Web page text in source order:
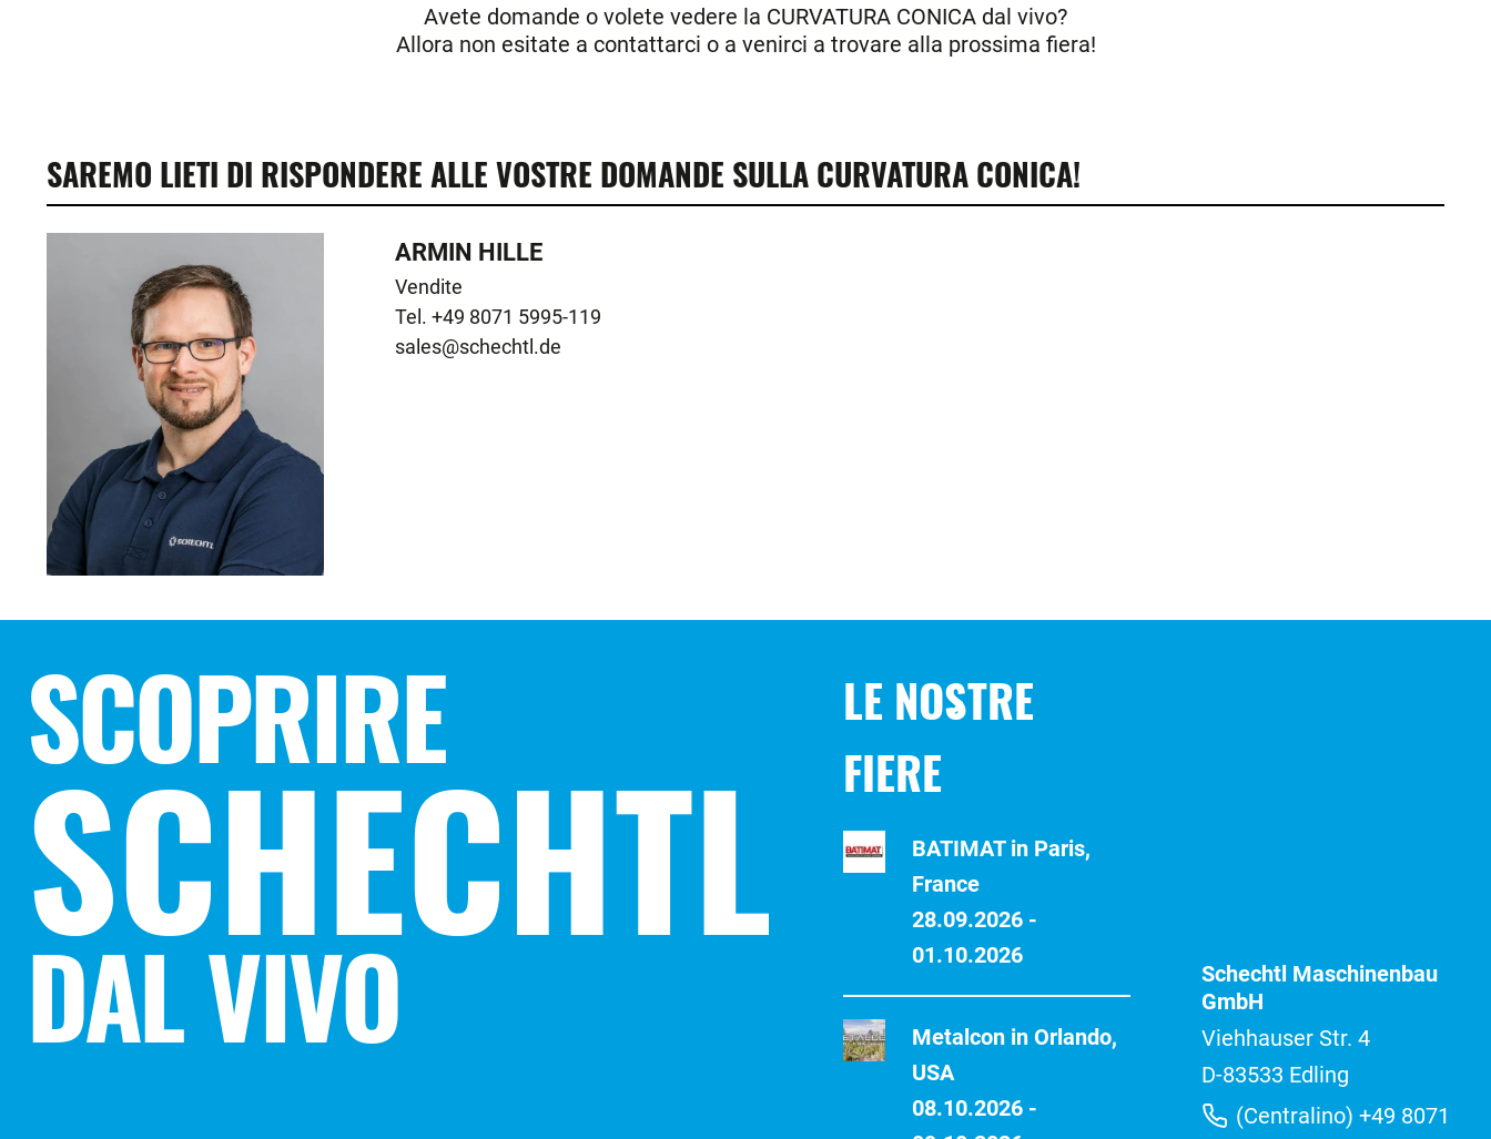
Avete domande o volete vedere la CURVATURA CONICA dal vivo?
Allora non esitate a contattarci o a venirci a trovare alla prossima fiera!
SAREMO LIETI DI RISPONDERE ALLE VOSTRE DOMANDE SULLA CURVATURA CONICA!
ARMIN HILLE
Vendite
sales@schechtl.de
SCOPRIRE
SCHECHTL
DAL VIVO
LE NOSTRE
FIERE
BATIMAT in Paris,
France
28.09.2026 -
01.10.2026
Metalcon in Orlando,
USA
08.10.2026 -
Schechtl Maschinenbau
GmbH
Viehhauser Str. 4
D-83533 Edling
(Centralino) +49 8071